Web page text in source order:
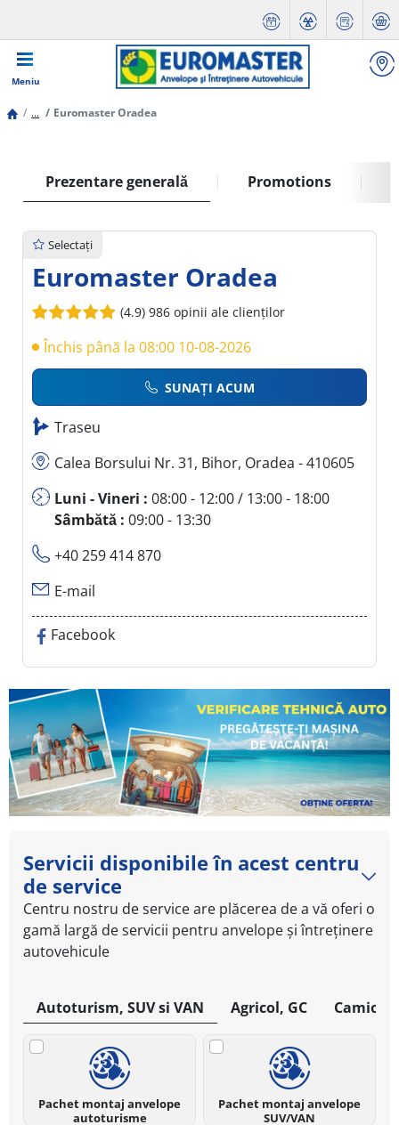
Meniu
... Euromaster Oradea
Prezentare generală Promotions
Selectați
Euromaster Oradea
(4.9) 986 opinii ale clienților
Închis până la 08:00 10-08-2026
SUNAȚI ACUM
Traseu
Calea Borsului Nr. 31, Bihor, Oradea - 410605
Luni - Vineri : 08:00 - 12:00 / 13:00 - 18:00
Sâmbătă : 09:00 - 13:30
+40 259 414 870
E-mail
Facebook
Servicii disponibile în acest centru
de service
Centru nostru de service are plăcerea de a vă oferi o
gamă largă de servicii pentru anvelope și întreținere
autovehicule
Autoturism, SUV si VAN Agricol, GC
Pachet montaj anvelope
autoturisme
Pachet montaj anvelope
SUV/VAN